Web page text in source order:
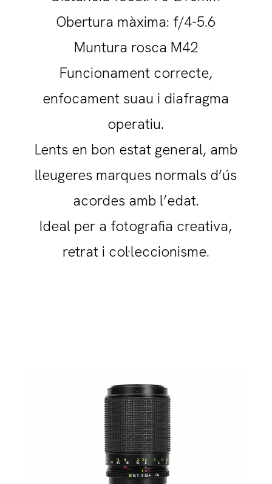
Obertura màxima: f/4-5.6
Muntura rosca M42
Funcionament correcte,
enfocament suau i diafragma
operatiu.
Lents en bon estat general, amb
lleugeres marques normals d’ús
acordes amb l’edat.
Ideal per a fotografia creativa,
retrat i col·leccionisme.